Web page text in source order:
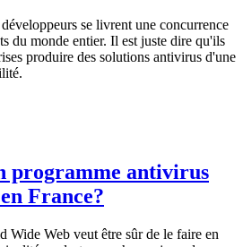
se livrent une concurrence
du monde entier. Il est juste dire qu'ils
produire des solutions antivirus d'une
programme antivirus
France?
Wide Web veut être sûr de le faire en